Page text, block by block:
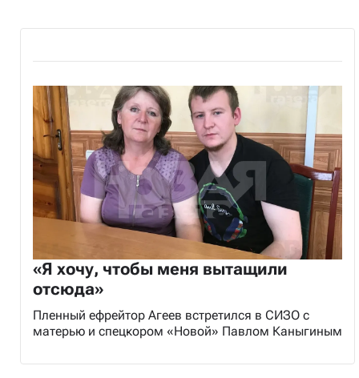
«Я хочу, чтобы меня вытащили
отсюда»
Пленный ефрейтор Агеев встретился в СИЗО с
матерью и спецкором «Новой» Павлом Каныгиным